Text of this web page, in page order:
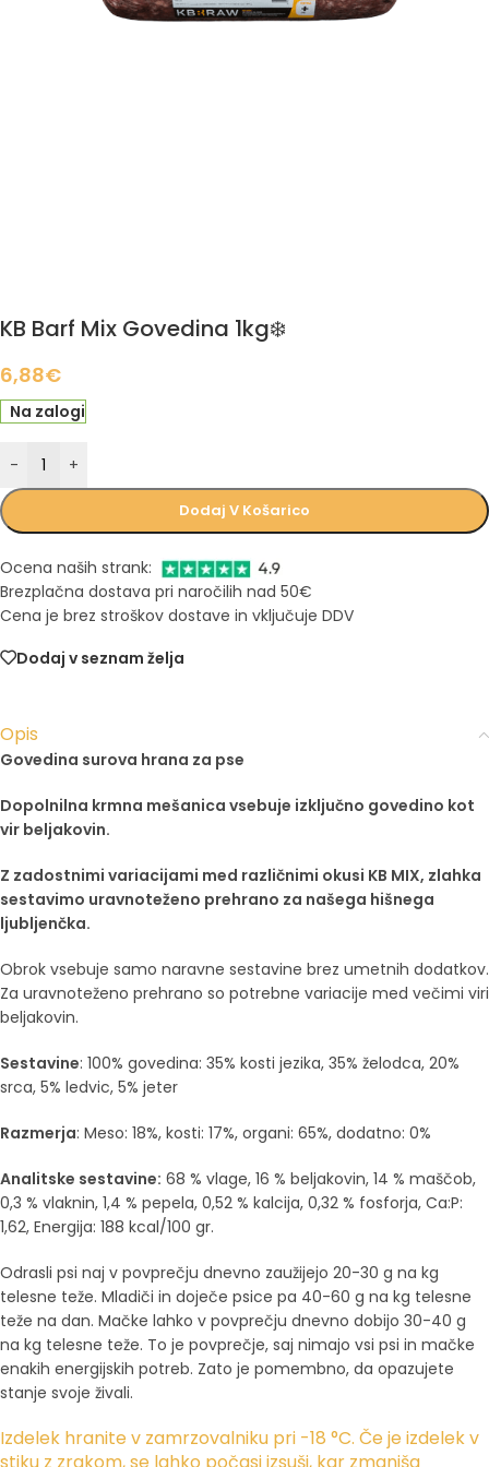
KB Barf Mix Govedina 1kg❄️
6,88€
Na zalogi
- +
Dodaj V Košarico
Ocena naših strank:
Brezplačna dostava pri naročilih nad 50€
Cena je brez stroškov dostave in vključuje DDV
Dodaj v seznam želja
Opis
Govedina surova hrana za pse
Dopolnilna krmna mešanica vsebuje izključno govedino kot
vir beljakovin.
Z zadostnimi variacijami med različnimi okusi KB MIX, zlahka
sestavimo uravnoteženo prehrano za našega hišnega
ljubljenčka.
Obrok vsebuje samo naravne sestavine brez umetnih dodatkov.
Za uravnoteženo prehrano so potrebne variacije med večimi viri
beljakovin.
Sestavine: 100% govedina: 35% kosti jezika, 35% želodca, 20%
srca, 5% ledvic, 5% jeter
Razmerja: Meso: 18%, kosti: 17%, organi: 65%, dodatno: 0%
Analitske sestavine: 68 % vlage, 16 % beljakovin, 14 % maščob,
0,3 % vlaknin, 1,4 % pepela, 0,52 % kalcija, 0,32 % fosforja, Ca:P:
1,62, Energija: 188 kcal/100 gr.
Odrasli psi naj v povprečju dnevno zaužijejo 20-30 g na kg
telesne teže. Mladiči in doječe psice pa 40-60 g na kg telesne
teže na dan. Mačke lahko v povprečju dnevno dobijo 30-40 g
na kg telesne teže. To je povprečje, saj nimajo vsi psi in mačke
enakih energijskih potreb. Zato je pomembno, da opazujete
stanje svoje živali.
Izdelek hranite v zamrzovalniku pri -18 °C. Če je izdelek v